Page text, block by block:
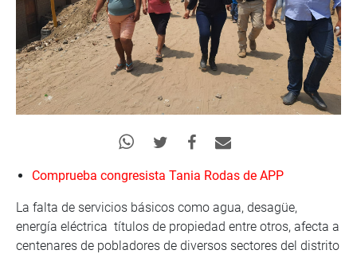
Comprueba congresista Tania Rodas de APP
La falta de servicios básicos como agua, desagüe,
energía eléctrica títulos de propiedad entre otros, afecta a
centenares de pobladores de diversos sectores del distrito